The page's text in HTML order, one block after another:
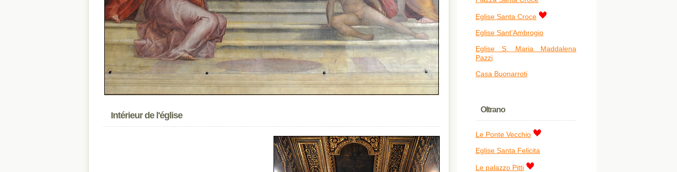
Intérieur de l'église
Eglise Santa Croce
Eglise Sant'Ambrogio
Eglise S. Maria Maddalena
Pazzi
Casa Buonarroti
Oltrano
Le Ponte Vecchio
Eglise Santa Felicita
Le palazzo Pitti